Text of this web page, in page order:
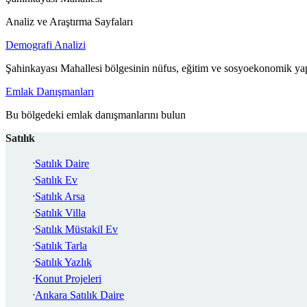
Analiz ve Araştırma Sayfaları
Demografi Analizi
Şahinkayası Mahallesi bölgesinin nüfus, eğitim ve sosyoekonomik
Emlak Danışmanları
Bu bölgedeki emlak danışmanlarını bulun
Satılık
Satılık Daire
Satılık Ev
Satılık Arsa
Satılık Villa
Satılık Müstakil Ev
Satılık Tarla
Satılık Yazlık
Konut Projeleri
Ankara Satılık Daire